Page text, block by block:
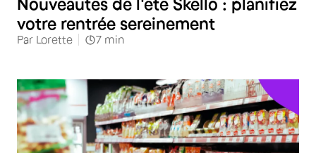
Nouveautés de l'été Skello : planifiez
votre rentrée sereinement
Par Lorette 7 min